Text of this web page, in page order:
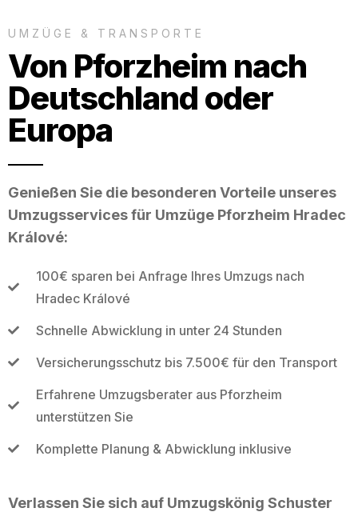
UMZÜGE & TRANSPORTE
Von Pforzheim nach
Deutschland oder
Europa
Genießen Sie die besonderen Vorteile unseres
Umzugsservices für Umzüge Pforzheim Hradec
Králové:
100€ sparen bei Anfrage Ihres Umzugs nach
Hradec Králové
Schnelle Abwicklung in unter 24 Stunden
Versicherungsschutz bis 7.500€ für den Transport
Erfahrene Umzugsberater aus Pforzheim
unterstützen Sie
Komplette Planung & Abwicklung inklusive
Verlassen Sie sich auf Umzugskönig Schuster